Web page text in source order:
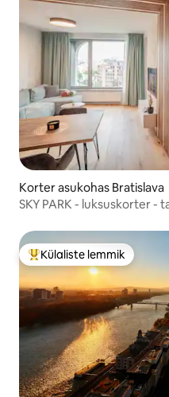
Korter asukohas Bratislava
SKY PARK - luksuskorter -
Külaliste suur lemmik
Külaliste lemmik